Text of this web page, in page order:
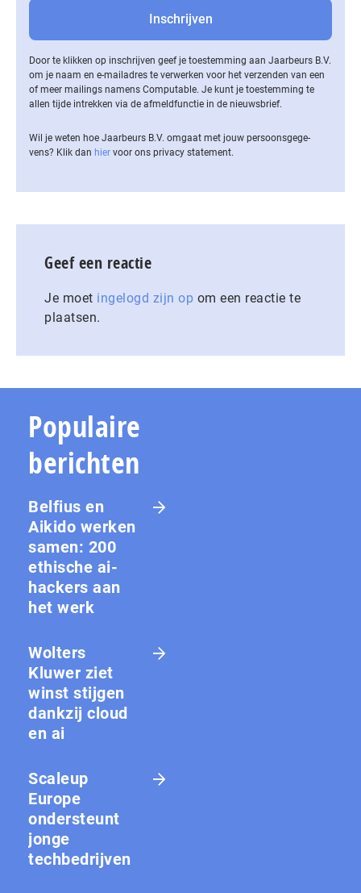
Door te klikken op inschrijven geef je toestemming aan Jaarbeurs B.V.
om je naam en e-mailadres te verwerken voor het verzenden van een
of meer mailings namens Computable. Je kunt je toestemming te
allen tijde intrekken via de af­meld­func­tie in de nieuwsbrief.
Wil je weten hoe Jaarbeurs B.V. omgaat met jouw per­soons­ge­ge­
vens? Klik dan hier voor ons privacy statement.
Geef een reactie
Je moet ingelogd zijn op om een reactie te
plaatsen.
Populaire
berichten
Belfius en
Aikido werken
samen: 200
ethische ai-
hackers aan
het werk
Wolters
Kluwer ziet
winst stijgen
dankzij cloud
en ai
Scaleup
Europe
ondersteunt
jonge
techbedrijven